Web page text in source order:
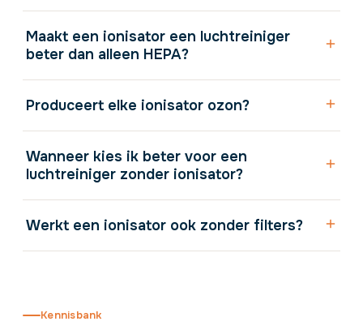
Maakt een ionisator een luchtreiniger
beter dan alleen HEPA?
Produceert elke ionisator ozon?
Wanneer kies ik beter voor een
luchtreiniger zonder ionisator?
Werkt een ionisator ook zonder filters?
Kennisbank